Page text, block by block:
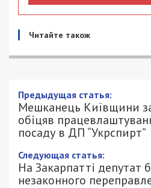
Читайте також
Мешканець Київщини
доларів обіцяв
керівну посаду в ДП
17/07/2024 - 17:30
ПЕТРО ЩУКІН -